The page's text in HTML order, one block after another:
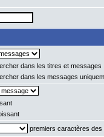
dans les titres et messages
dans les messages
premiers caractères des